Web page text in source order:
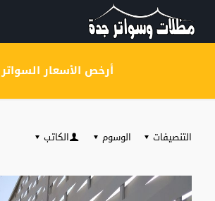
أرخص الأسعار السواتر
التنصيفات الوسوم الكاتب